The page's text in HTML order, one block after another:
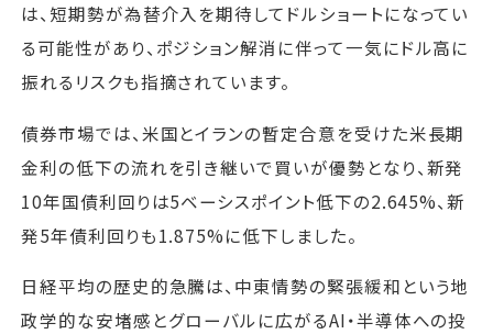
は、短期勢が為替介入を期待してドルショートになってい
る可能性があり、ポジション解消に伴って一気にドル高に
振れるリスクも指摘されています。
債券市場では、米国とイランの暫定合意を受けた米長期
金利の低下の流れを引き継いで買いが優勢となり、新発
10年国債利回りは5ベーシスポイント低下の2.645%、新
発5年債利回りも1.875%に低下しました。
日経平均の歴史的急騰は、中東情勢の緊張緩和という地
政学的な安堵感とグローバルに広がるAI・半導体への投